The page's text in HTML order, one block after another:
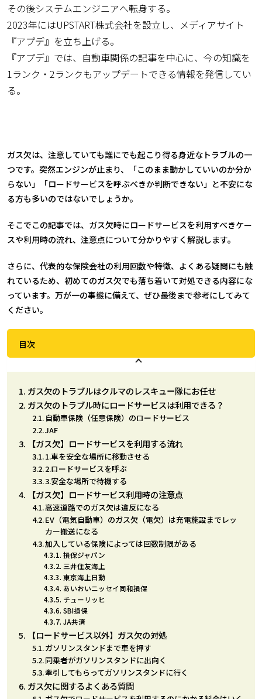
その後システムエンジニアへ転身する。
2023年にはUPSTART株式会社を設立し、メディアサイト
『アプデ』を立ち上げる。
『アプデ』では、自動車関係の記事を中心に、今の知識を
1ランク・2ランクもアップデートできる情報を発信してい
る。
ガス欠は、注意していても誰にでも起こり得る身近なトラブルの一
つです。突然エンジンが止まり、「このまま動かしていいのか分か
らない」「ロードサービスを呼ぶべきか判断できない」と不安にな
る方も多いのではないでしょうか。
そこでこの記事では、ガス欠時にロードサービスを利用すべきケー
スや利用時の流れ、注意点について分かりやすく解説します。
さらに、代表的な保険会社の利用回数や特徴、よくある疑問にも触
れているため、初めてのガス欠でも落ち着いて対処できる内容にな
っています。万が一の事態に備えて、ぜひ最後まで参考にしてみて
ください。
目次
ガス欠のトラブルはクルマのレスキュー隊にお任せ
ガス欠のトラブル時にロードサービスは利用できる？
自動車保険（任意保険）のロードサービス
JAF
【ガス欠】ロードサービスを利用する流れ
1.車を安全な場所に移動させる
2.ロードサービスを呼ぶ
3.安全な場所で待機する
【ガス欠】ロードサービス利用時の注意点
高速道路でのガス欠は違反になる
EV（電気自動車）のガス欠（電欠）は充電施設までレッ
カー搬送になる
加入している保険によっては回数制限がある
損保ジャパン
三井住友海上
東京海上日動
あいおいニッセイ同和損保
チューリッヒ
SBI損保
JA共済
【ロードサービス以外】ガス欠の対処
ガソリンスタンドまで車を押す
同乗者がガソリンスタンドに出向く
牽引してもらってガソリンスタンドに行く
ガス欠に関するよくある質問